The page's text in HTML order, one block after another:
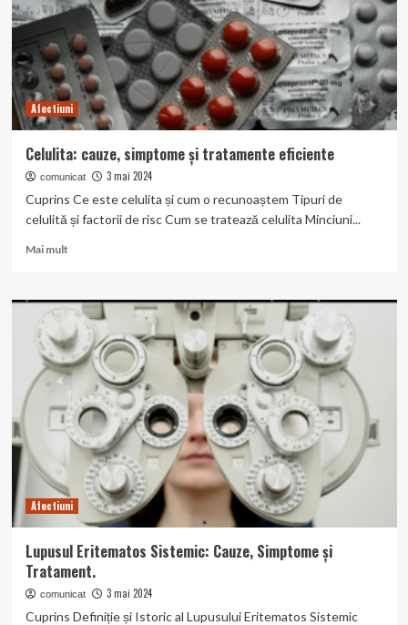
Afectiuni
Celulita: cauze, simptome și tratamente eficiente
comunicat 3 mai 2024
Cuprins Ce este celulita și cum o recunoaștem Tipuri de
celulită și factorii de risc Cum se tratează celulita Minciuni...
Mai multRead
Celulita:
cauze,
simptome
și
tratamente
eficiente
Afectiuni
Lupusul Eritematos Sistemic: Cauze, Simptome și
Tratament.
comunicat 3 mai 2024
Cuprins Definiție și Istoric al Lupusului Eritematos Sistemic